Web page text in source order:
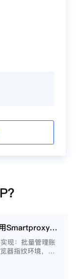
Hubstudio指纹浏览器使用Smartproxy教程
现：批量管理账
器指纹环境，并